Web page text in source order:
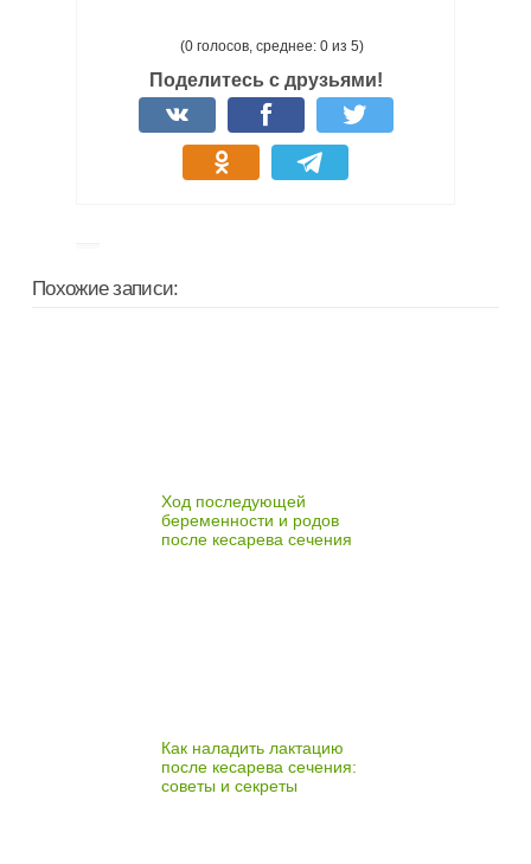
(0 голосов, среднее: 0 из 5)
Поделитесь с друзьями!
Похожие записи:
Ход последующей
беременности и родов
после кесарева сечения
Как наладить лактацию
после кесарева сечения:
советы и секреты